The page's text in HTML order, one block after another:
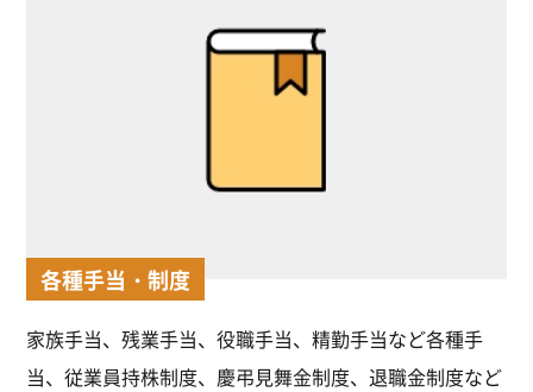
各種手当・制度
家族手当、残業手当、役職手当、精勤手当など各種手
当、従業員持株制度、慶弔見舞金制度、退職金制度など